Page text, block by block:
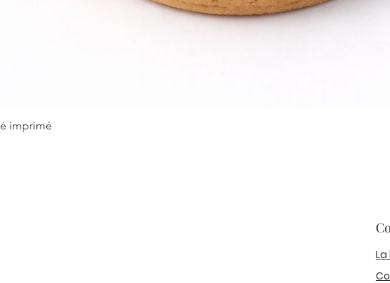
imprimé